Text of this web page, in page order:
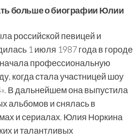
больше о биографии Юлии
российской певицей и
1 июля 1987 года в городе
профессиональную
когда стала участницей шоу
В дальнейшем она выпустила
альбомов и снялась в
и сериалах. Юлия Норкина
и талантливых